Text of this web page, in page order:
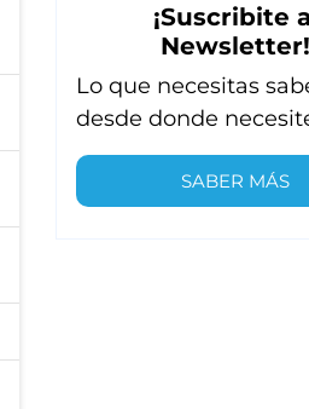
¡Suscribite
Newsletter!
Lo que necesitas
desde donde
SABER MÁS